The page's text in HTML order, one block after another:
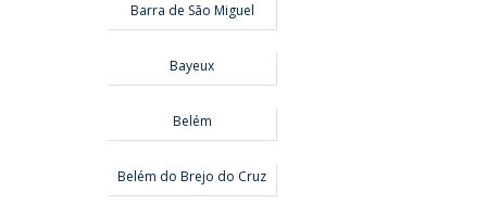
Barra de São Miguel
Bayeux
Belém
Belém do Brejo do Cruz